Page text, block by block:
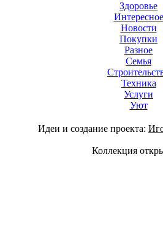
Здоровье
Интересное
Новости
Покупки
Разное
Семья
Техника
Услуги
Уют
Идеи и создание проекта:
Коллекция